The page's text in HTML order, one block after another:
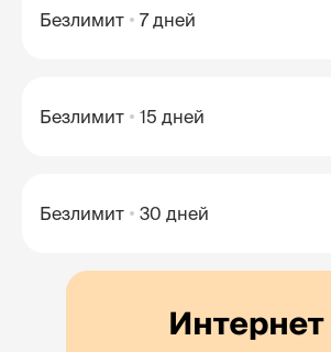
Безлимит 7 дней
Безлимит 15 дней
Безлимит 30 дней